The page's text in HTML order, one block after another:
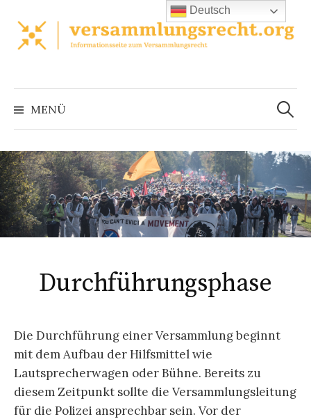
Inhalt
überspringen
MENÜ
Suchen
nach:
Durchführungsphase
Die Durchführung einer Versammlung beginnt
mit dem Aufbau der Hilfsmittel wie
Lautsprecherwagen oder Bühne. Bereits zu
diesem Zeitpunkt sollte die Versammlungsleitung
für die Polizei ansprechbar sein. Vor der
Deutsch